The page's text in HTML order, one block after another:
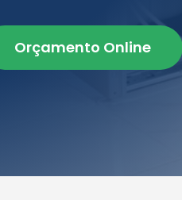
Orçamento Online